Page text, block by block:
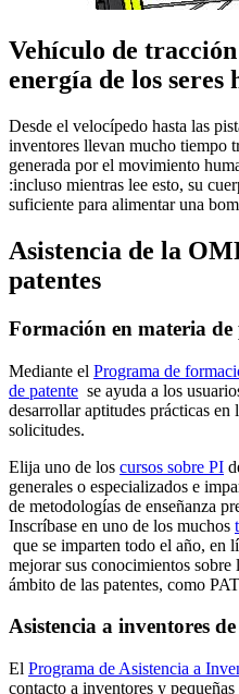
Vehículo de
energía de los seres
Desde el velocípedo hasta las
inventores llevan mucho tiempo
generada por el movimiento
:incluso mientras lee esto, su
suficiente para alimentar una
Asistencia de la
patentes
Formación en materia de
Mediante el Programa de
de patente se ayuda a los
desarrollar aptitudes prácticas
solicitudes.
Elija uno de los cursos sobre PI
generales o especializados e
de metodologías de enseñanza
Inscríbase en uno de los muchos
que se imparten todo el año, en
mejorar sus conocimientos
ámbito de las patentes, como
Asistencia a inventores
El Programa de Asistencia a
contacto a inventores y